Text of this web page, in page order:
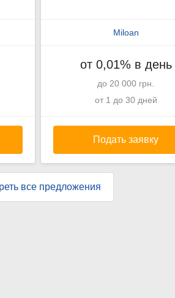
Miloan
от 0,01% в день
до 20 000 грн.
от 1 до 30 дней
Подать заявку
все предложения